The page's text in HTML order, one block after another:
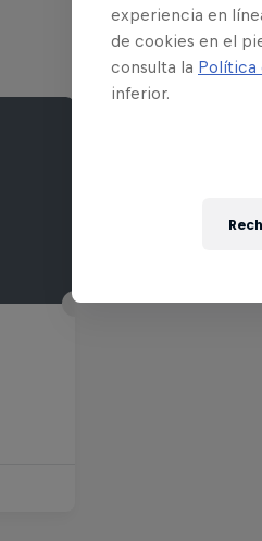
experiencia en
de cookies en el
consulta la Política
inferior.